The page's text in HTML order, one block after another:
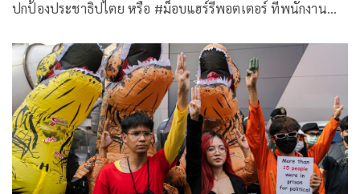
ปกป้องประชาธิปไตย หรือ #ม็อบแฮร์รี่พอตเตอร์ ที่พนักงาน
เร็ว, น.ส.สุวรรณา ตาลเหล็ก, นายณรงค์ ดวงแก้ว, นายชูเวช เดช
ดิษฐรักษ์, น.ส.ภัสราวลี ธนกิจวิบูรณ์ผล และ นายชาติชาย แกดำ